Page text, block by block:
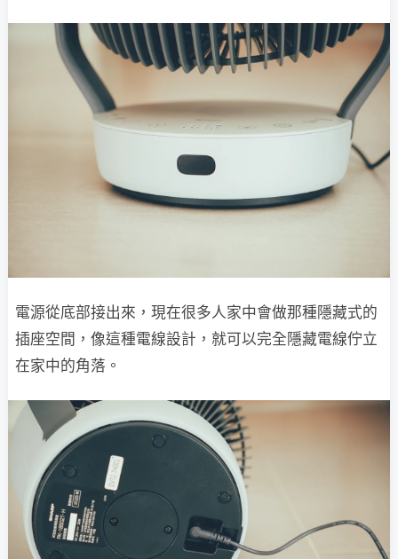
電源從底部接出來，現在很多人家中會做那種隱藏式的
插座空間，像這種電線設計，就可以完全隱藏電線佇立
在家中的角落。